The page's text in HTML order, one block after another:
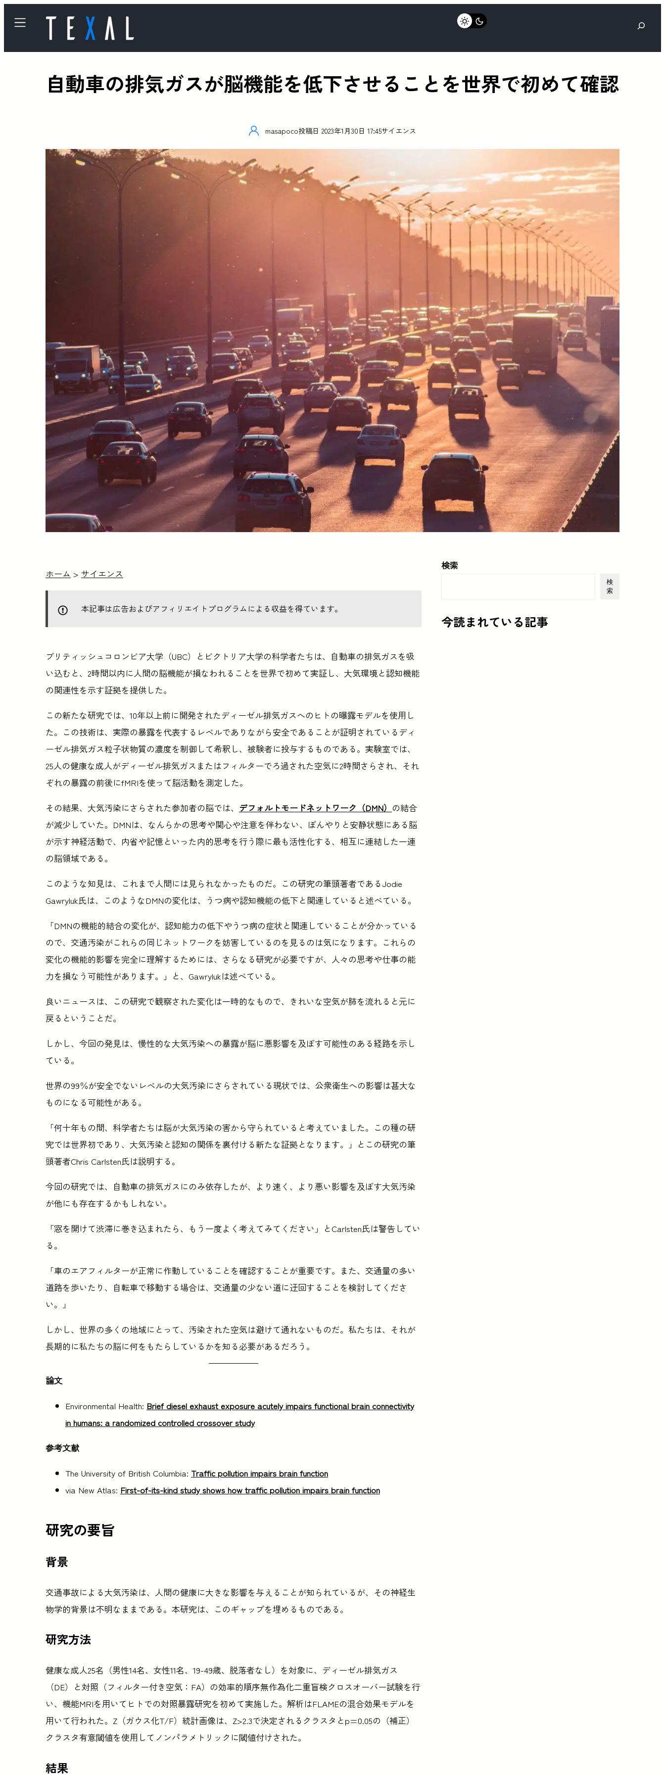
検
自動車の排気ガスが脳機能を低下させることを世界で初めて確認
masapoco投稿日 2023年1月30日 17:45サイエンス
ホーム > サイエンス
本記事は広告およびアフィリエイトプログラムによる収益を得ています。
ブリティッシュコロンビア大学（UBC）とビクトリア大学の科学者たちは、自動車の排気ガスを吸
い込むと、2時間以内に人間の脳機能が損なわれることを世界で初めて実証し、大気環境と認知機能
の関連性を示す証拠を提供した。
この新たな研究では、10年以上前に開発されたディーゼル排気ガスへのヒトの曝露モデルを使用し
た。この技術は、実際の暴露を代表するレベルでありながら安全であることが証明されているディ
ーゼル排気ガス粒子状物質の濃度を制御して希釈し、被験者に投与するものである。実験室では、
25人の健康な成人がディーゼル排気ガスまたはフィルターでろ過された空気に2時間さらされ、それ
ぞれの暴露の前後にfMRIを使って脳活動を測定した。
その結果、大気汚染にさらされた参加者の脳では、 デフォルトモードネットワーク（DMN） の結合
が減少していた。DMNは、なんらかの思考や関心や注意を伴わない、ぼんやりと安静状態にある脳
が示す神経活動で、内省や記憶といった内的思考を行う際に最も活性化する、相互に連結した一連
の脳領域である。
このような知見は、これまで人間には見られなかったものだ。この研究の筆頭著者であるJodie
Gawryluk氏は、このようなDMNの変化は、うつ病や認知機能の低下と関連していると述べている。
「DMNの機能的結合の変化が、認知能力の低下やうつ病の症状と関連していることが分かっている
ので、交通汚染がこれらの同じネットワークを妨害しているのを見るのは気になります。これらの
変化の機能的影響を完全に理解するためには、さらなる研究が必要ですが、人々の思考や仕事の能
力を損なう可能性があります。」と、Gawrylukは述べている。
良いニュースは、この研究で観察された変化は一時的なもので、きれいな空気が肺を流れると元に
戻るということだ。
しかし、今回の発見は、慢性的な大気汚染への暴露が脳に悪影響を及ぼす可能性のある経路を示し
ている。
世界の99％が安全でないレベルの大気汚染にさらされている現状では、公衆衛生への影響は甚大な
ものになる可能性がある。
「何十年もの間、科学者たちは脳が大気汚染の害から守られていると考えていました。この種の研
究では世界初であり、大気汚染と認知の関係を裏付ける新たな証拠となります。」とこの研究の筆
頭著者Chris Carlsten氏は説明する。
今回の研究では、自動車の排気ガスにのみ依存したが、より速く、より悪い影響を及ぼす大気汚染
が他にも存在するかもしれない。
「窓を開けて渋滞に巻き込まれたら、もう一度よく考えてみてください」とCarlsten氏は警告してい
る。
「車のエアフィルターが正常に作動していることを確認することが重要です。また、交通量の多い
道路を歩いたり、自転車で移動する場合は、交通量の少ない道に迂回することを検討してくださ
い。」
しかし、世界の多くの地域にとって、汚染された空気は避けて通れないものだ。私たちは、それが
長期的に私たちの脳に何をもたらしているかを知る必要があるだろう。
論文
Environmental Health: Brief diesel exhaust exposure acutely impairs functional brain connectivity
in humans: a randomized controlled crossover study
参考文献
The University of British Columbia: Traffic pollution impairs brain function
via New Atlas: First-of-its-kind study shows how traffic pollution impairs brain function
研究の要旨
背景
交通事故による大気汚染は、人間の健康に大きな影響を与えることが知られているが、その神経生
物学的背景は不明なままである。本研究は、このギャップを埋めるものである。
研究方法
健康な成人25名（男性14名、女性11名、19-49歳、脱落者なし）を対象に、ディーゼル排気ガス
（DE）と対照（フィルター付き空気：FA）の効率的順序無作為化二重盲検クロスオーバー試験を行
い、機能MRIを用いてヒトでの対照暴露研究を初めて実施した。解析はFLAMEの混合効果モデルを
用いて行われた。Z（ガウス化T/F）統計画像は、Z>2.3で決定されるクラスタとp=0.05の（補正）
クラスタ有意閾値を使用してノンパラメトリックに閾値付けされた。
結果
検索
検
索
今読まれている記事